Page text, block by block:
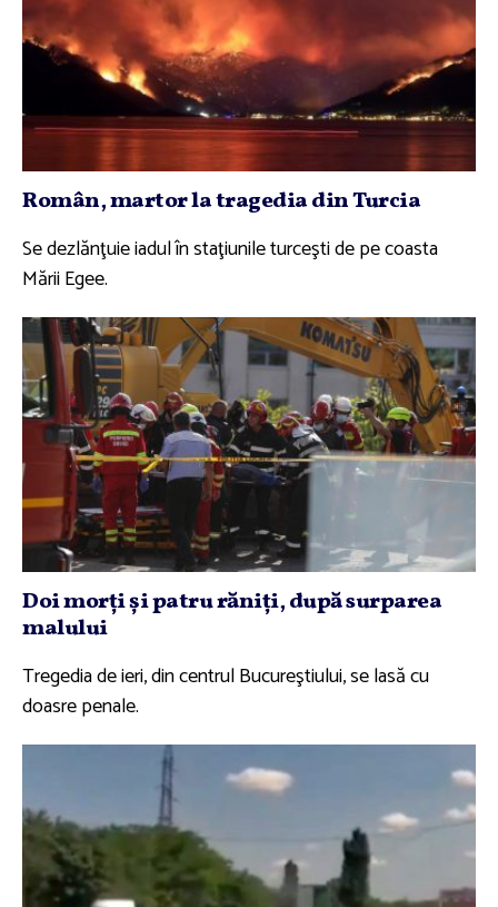
Român, martor la tragedia din Turcia
Se dezlănţuie iadul în staţiunile turceşti de pe coasta
Mării Egee.
Doi morţi şi patru răniţi, după surparea
malului
Tregedia de ieri, din centrul Bucureştiului, se lasă cu
doasre penale.